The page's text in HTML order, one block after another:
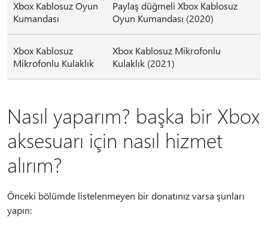
Xbox Kablosuz Oyun
Kumandası
Paylaş düğmeli Xbox Kablosuz
Oyun Kumandası (2020)
Xbox Kablosuz
Mikrofonlu Kulaklık
Xbox Kablosuz Mikrofonlu
Kulaklık (2021)
Nasıl yaparım? başka bir Xbox
aksesuarı için nasıl hizmet
alırım?
Önceki bölümde listelenmeyen bir donatınız varsa şunları
yapın: